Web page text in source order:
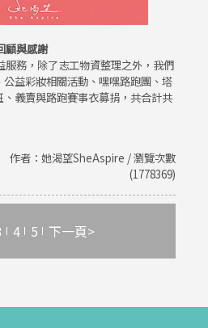
顧與感謝
服務，除了志工物資整理之外，我們
益彩妝相關活動、嘿嘿路跑團、塔
義賣與路跑賽事衣募捐，共合計共
作者：她渴望SheAspire / 瀏覽次數
(1778369)
4 5 下一頁>